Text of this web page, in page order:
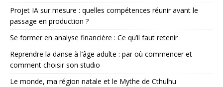
Projet IA sur mesure : quelles compétences réunir avant le
passage en production ?
Se former en analyse financière : Ce qu’il faut retenir
Reprendre la danse à l’âge adulte : par où commencer et
comment choisir son studio
Le monde, ma région natale et le Mythe de Cthulhu